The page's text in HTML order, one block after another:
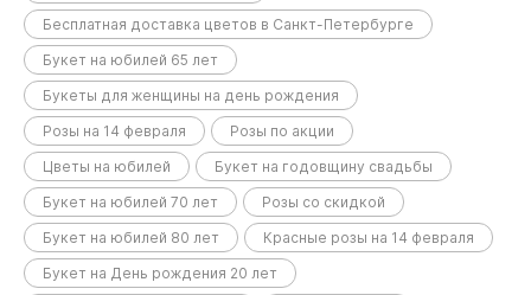
Бесплатная доставка цветов в Санкт-Петербурге
Букет на юбилей 65 лет
Букеты для женщины на день рождения
Розы на 14 февраля
Розы по акции
Цветы на юбилей
Букет на годовщину свадьбы
Букет на юбилей 70 лет
Розы со скидкой
Букет на юбилей 80 лет
Красные розы на 14 февраля
Букет на День рождения 20 лет